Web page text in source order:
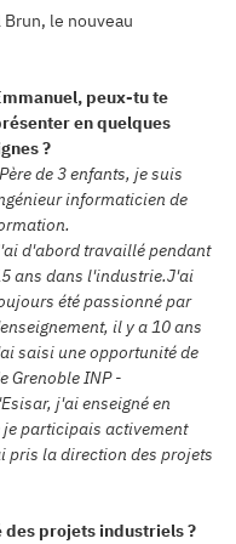
le nouveau
peux-tu te
en quelques
?
de 3 enfants, je suis
informaticien de
d'abord travaillé pendant
ans dans l'industrie.J'ai
été passionné par
il y a 10 ans
saisi une opportunité de
Grenoble INP -
j'ai enseigné en
participais activement
pris la direction des projets
projets industriels ?